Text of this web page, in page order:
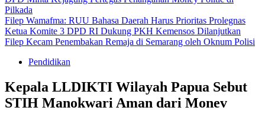
Pilkada
Filep Wamafma: RUU Bahasa Daerah Harus Prioritas Prolegnas
Ketua Komite 3 DPD RI Dukung PKH Kemensos Dilanjutkan
Filep Kecam Penembakan Remaja di Semarang oleh Oknum Polisi
Pendidikan
Kepala LLDIKTI Wilayah Papua Sebut
STIH Manokwari Aman dari Monev